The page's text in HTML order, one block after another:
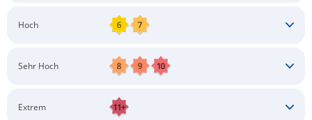
Langärmlige Bekleidung
Hoch
Langärmlige Bekleidung
Sonnenbrille
Sehr Hoch
Langärmlige Bekleidung
Extrem